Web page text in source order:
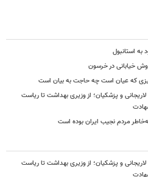
به استانبول
خیابانی در خرسون
که عیان است چه حاجت به بیان است
و پزشکیان؛ از وزیری بهداشت تا ریاست
به‌خاطر مردم نجیب ایران بوده است
و پزشکیان؛ از وزیری بهداشت تا ریاست